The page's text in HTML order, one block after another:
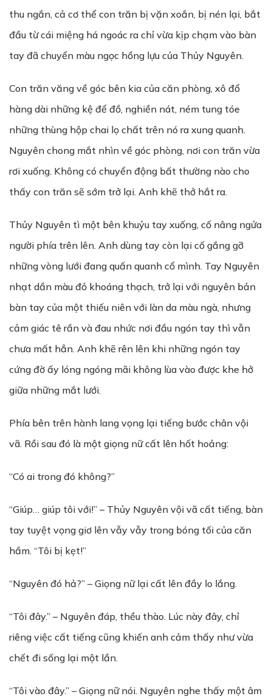
thu ngắn, cả cơ thể con trăn bị vặn xoắn, bị nén lại, bắt
đầu từ cái miệng há ngoác ra chỉ vừa kịp chạm vào bàn
tay đã chuyển màu ngọc hồng lựu của Thủy Nguyên.
Con trăn văng về góc bên kia của căn phòng, xô đổ
hàng dài những kệ để đồ, nghiền nát, ném tung tóe
những thùng hộp chai lọ chất trên nó ra xung quanh.
Nguyên chong mắt nhìn về góc phòng, nơi con trăn vừa
rơi xuống. Không có chuyển động bất thường nào cho
thấy con trăn sẽ sớm trở lại. Anh khẽ thở hắt ra.
Thủy Nguyên tì một bên khuỷu tay xuống, cố nâng ngửa
người phía trên lên. Anh dùng tay còn lại cố gắng gỡ
những vòng lưới đang quấn quanh cổ mình. Tay Nguyên
nhạt dần màu đỏ khoáng thạch, trở lại với nguyên bản
bàn tay của một thiếu niên với làn da màu ngà, nhưng
cảm giác tê rần và đau nhức nơi đầu ngón tay thì vẫn
chưa mất hẳn. Anh khẽ rên lên khi những ngón tay
cứng đờ ấy lóng ngóng mãi không lùa vào được khe hở
giữa những mắt lưới.
Phía bên trên hành lang vọng lại tiếng bước chân vội
vã. Rồi sau đó là một giọng nữ cất lên hốt hoảng:
“Có ai trong đó không?”
“Giúp… giúp tôi với!” – Thủy Nguyên vội vã cất tiếng, bàn
tay tuyệt vọng giơ lên vẫy vẫy trong bóng tối của căn
hầm. “Tôi bị kẹt!”
“Nguyên đó hả?” – Giọng nữ lại cất lên đầy lo lắng.
“Tôi đây.” – Nguyên đáp, thều thào. Lúc này đây, chỉ
riêng việc cất tiếng cũng khiến anh cảm thấy như vừa
chết đi sống lại một lần.
“Tôi vào đây.” – Giọng nữ nói. Nguyên nghe thấy một âm